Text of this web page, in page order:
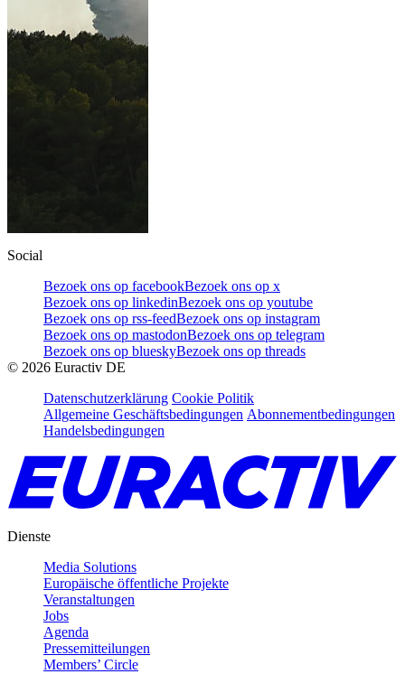
Social
Bezoek ons op facebookBezoek ons op x
Bezoek ons op linkedinBezoek ons op youtube
Bezoek ons op rss-feedBezoek ons op instagram
Bezoek ons op mastodonBezoek ons op telegram
Bezoek ons op blueskyBezoek ons op threads
© 2026 Euractiv DE
Datenschutzerklärung Cookie Politik
Allgemeine Geschäftsbedingungen Abonnementbedingungen
Handelsbedingungen
Dienste
Media Solutions
Europäische öffentliche Projekte
Veranstaltungen
Jobs
Agenda
Pressemitteilungen
Members’ Circle